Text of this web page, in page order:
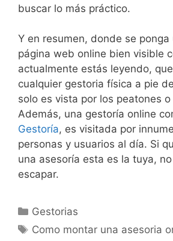
buscar lo más práctico.
Y en resumen, donde se
página web online bien visible
actualmente estás leyendo,
cualquier gestoria física a pie
solo es vista por los peatones
Además, una gestoría online
Gestoría, es visitada por
personas y usuarios al día. Si
una asesoría esta es la tuya,
escapar.
Categorías
Gestorias
Etiquetas
Como montar una asesoria